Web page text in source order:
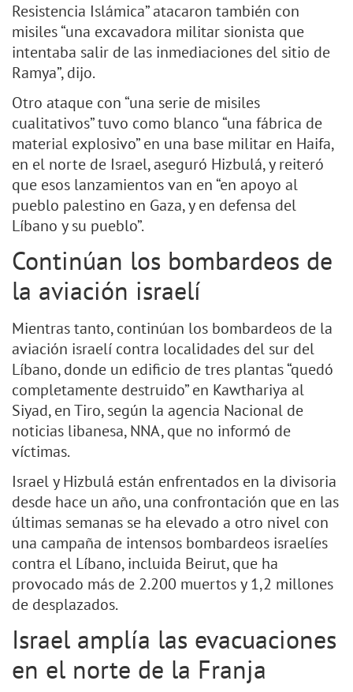
Resistencia Islámica” atacaron también con
misiles “una excavadora militar sionista que
intentaba salir de las inmediaciones del sitio de
Ramya”, dijo.
Otro ataque con “una serie de misiles
cualitativos” tuvo como blanco “una fábrica de
material explosivo” en una base militar en Haifa,
en el norte de Israel, aseguró Hizbulá, y reiteró
que esos lanzamientos van en “en apoyo al
pueblo palestino en Gaza, y en defensa del
Líbano y su pueblo”.
Continúan los bombardeos de
la aviación israelí
Mientras tanto, continúan los bombardeos de la
aviación israelí contra localidades del sur del
Líbano, donde un edificio de tres plantas “quedó
completamente destruido” en Kawthariya al
Siyad, en Tiro, según la agencia Nacional de
noticias libanesa, NNA, que no informó de
víctimas.
Israel y Hizbulá están enfrentados en la divisoria
desde hace un año, una confrontación que en las
últimas semanas se ha elevado a otro nivel con
una campaña de intensos bombardeos israelíes
contra el Líbano, incluida Beirut, que ha
provocado más de 2.200 muertos y 1,2 millones
de desplazados.
Israel amplía las evacuaciones
en el norte de la Franja